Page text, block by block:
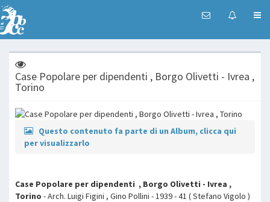
Case Popolare per dipendenti , Borgo Olivetti - Ivrea ,
Torino
Questo contenuto fa parte di un Album, clicca qui
per visualizzarlo
Case Popolare per dipendenti , Borgo Olivetti - Ivrea ,
Torino - Arch. Luigi Figini , Gino Pollini - 1939 - 41 ( Stefano Vigolo )